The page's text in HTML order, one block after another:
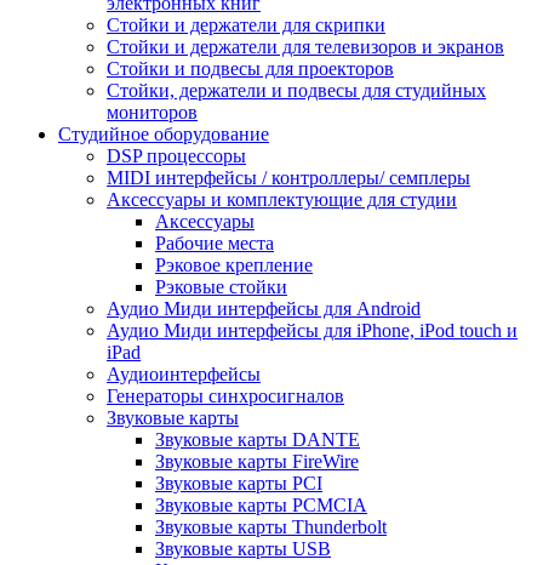
Стойки и держатели для скрипки
Стойки и держатели для телевизоров и экранов
Стойки и подвесы для проекторов
Стойки, держатели и подвесы для студийных
мониторов
Студийное оборудование
DSP процессоры
MIDI интерфейсы / контроллеры/ семплеры
Аксессуары и комплектующие для студии
Аксессуары
Рабочие места
Рэковое крепление
Рэковые стойки
Аудио Миди интерфейсы для Android
Аудио Миди интерфейсы для iPhone, iPod touch и
iPad
Аудиоинтерфейсы
Генераторы синхросигналов
Звуковые карты
Звуковые карты DANTE
Звуковые карты FireWire
Звуковые карты PCI
Звуковые карты PCMCIA
Звуковые карты Thunderbolt
Звуковые карты USB